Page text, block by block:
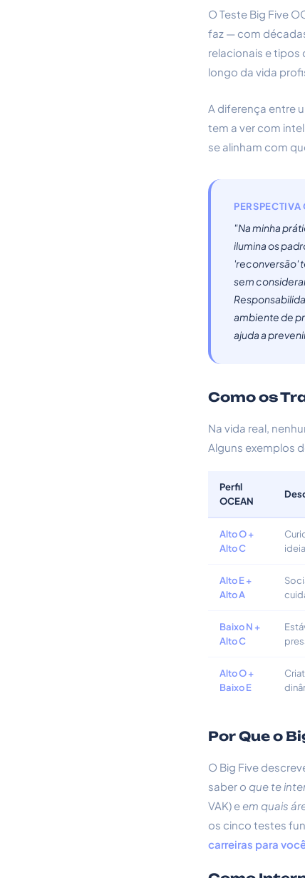
O Teste Big Five
faz — com
relacionais e
longo da vida
A diferença entre
tem a ver com
se alinham com
"Na minha
ilumina os
'reconversão'
sem
ambiente de
ajuda a
Como os
Na vida real,
Alguns exemplos
Perfil
OCEAN
Alto O +
Alto C
Alto E +
Alto A
Baixo N +
Alto C
Alto O +
Baixo E
Por Que o
O Big Five
saber o que te
VAK) e em quais
os cinco testes
carreiras para